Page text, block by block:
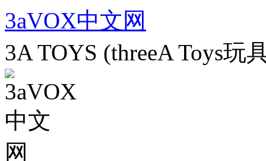
至
正
文
3aVOX中文网
3A TOYS (threeA Toys玩